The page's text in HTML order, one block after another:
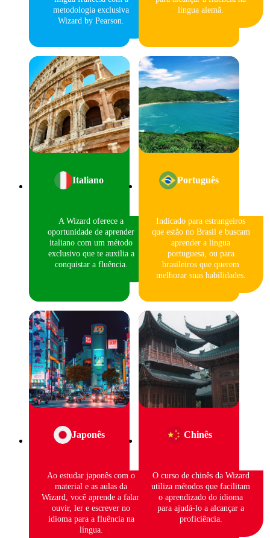
metodologia exclusiva
Wizard by Pearson.
língua alemã.
Italiano
A Wizard oferece a
oportunidade de aprender
italiano com um método
exclusivo que te auxilia a
conquistar a fluência.
Português
Indicado para estrangeiros
que estão no Brasil e buscam
aprender a língua
portuguesa, ou para
brasileiros que querem
melhorar suas habilidades.
Japonês
Ao estudar japonês com o
material e as aulas da
Wizard, você aprende a falar,
ouvir, ler e escrever no
idioma para a fluência na
língua.
Chinês
O curso de chinês da Wizard
utiliza métodos que facilitam
o aprendizado do idioma
para ajudá-lo a alcançar a
proficiência.